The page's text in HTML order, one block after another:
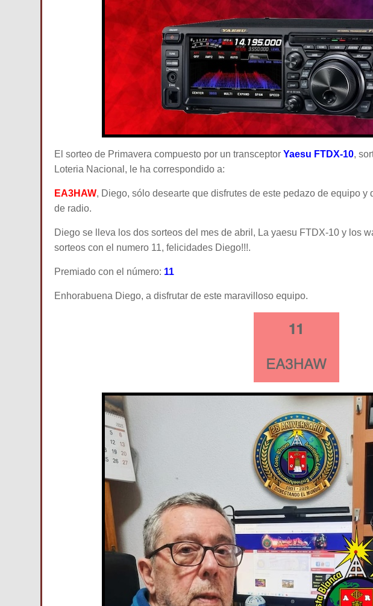
El sorteo de Primavera compuesto por un transceptor Yaesu FTDX-10,
Loteria Nacional, le ha correspondido a:
EA3HAW, Diego, sólo desearte que disfrutes de este pedazo de equipo
de radio.
Diego se lleva los dos sorteos del mes de abril, La yaesu FTDX-10 y los
sorteos con el numero 11, felicidades Diego!!!.
Premiado con el número: 11
Enhorabuena Diego, a disfrutar de este maravilloso equipo.